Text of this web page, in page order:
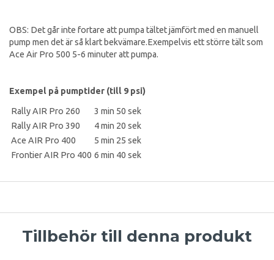
OBS: Det går inte fortare att pumpa tältet jämfört med en manuell
pump men det är så klart bekvämare.Exempelvis ett större tält som
Ace Air Pro 500 5-6 minuter att pumpa.
Exempel på pumptider (till 9 psi)
Rally AIR Pro 260
3 min 50 sek
Rally AIR Pro 390
4 min 20 sek
Ace AIR Pro 400
5 min 25 sek
Frontier AIR Pro 400 6 min 40 sek
Tillbehör till denna produkt